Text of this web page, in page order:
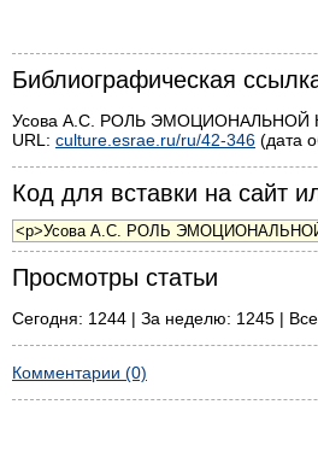
Библиографическая
Усова А.С. РОЛЬ ЭМОЦИОНАЛЬНОЙ
URL: culture.esrae.ru/ru/42-346 (дата
Код для вставки на сайт
Просмотры статьи
Сегодня: 1244 | За неделю: 1245 |
Комментарии (0)